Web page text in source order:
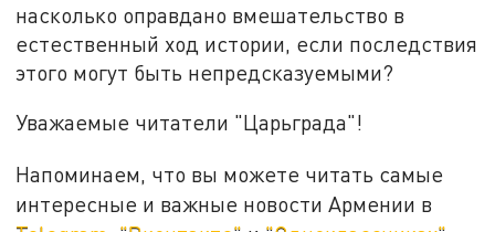
насколько оправдано вмешательство в
естественный ход истории, если последствия
этого могут быть непредсказуемыми?
Уважаемые читатели "Царьграда"!
Напоминаем, что вы можете читать самые
интересные и важные новости Армении в